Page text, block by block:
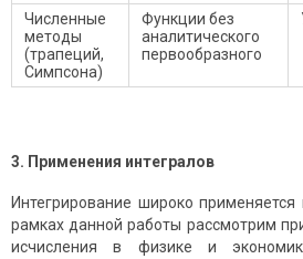
Численные
методы
(трапеций,
Симпсона)
Функции без
аналитического
первообразного
3. Применения интегралов
Интегрирование широко
рамках данной работы рассмотрим
исчисления в физике и